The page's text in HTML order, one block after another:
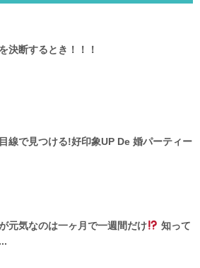
決断するとき！！！
線で見つける!好印象UP De 婚パーティー
元気なのは一ヶ月で一週間だけ
知って